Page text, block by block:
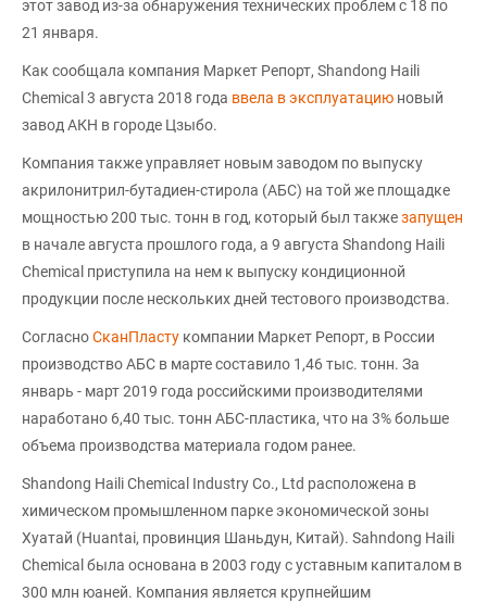
этот завод из-за обнаружения технических проблем с 18 по
21 января.
Как сообщала компания Маркет Репорт, Shandong Haili
Chemical 3 августа 2018 года ввела в эксплуатацию новый
завод АКН в городе Цзыбо.
Компания также управляет новым заводом по выпуску
акрилонитрил-бутадиен-стирола (АБС) на той же площадке
мощностью 200 тыс. тонн в год, который был такжезапущен
в начале августа прошлого года, а 9 августа Shandong Haili
Chemical приступила на нем к выпуску кондиционной
продукции после нескольких дней тестового производства.
СогласноСканПласту компании Маркет Репорт, в России
производство АБС в марте составило 1,46 тыс. тонн. За
январь - март 2019 года российскими производителями
наработано 6,40 тыс. тонн АБС-пластика, что на 3% больше
объема производства материала годом ранее.
Shandong Haili Chemical Industry Co., Ltd расположена в
химическом промышленном парке экономической зоны
Хуатай (Huantai, провинция Шаньдун, Китай). Sahndong Haili
Chemical была основана в 2003 году с уставным капиталом в
300 млн юаней. Компания является крупнейшим